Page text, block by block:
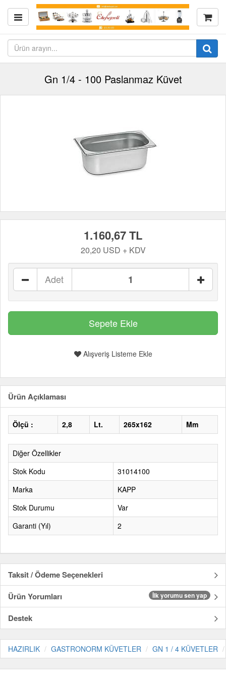
Gn 1/4 - 100 Paslanmaz Küvet
1.160,67 TL
20,20 USD + KDV
Adet
Alışveriş Listeme Ekle
Ürün Açıklaması
Ölçü : 2,8 Lt. 265x162 Mm
Diğer Özellikler
Stok Kodu
31014100
Marka
KAPP
Stok Durumu
Var
Garanti (Yıl)
2
Taksit / Ödeme Seçenekleri
Ürün Yorumları
İlk yorumu sen yap
Destek
HAZIRLIK GASTRONORM KÜVETLER GN 1 / 4 KÜVETLER